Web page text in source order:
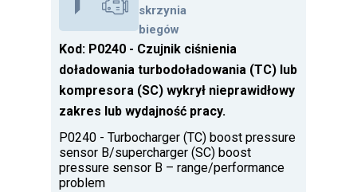
skrzynia
biegów
Kod: P0240 - Czujnik ciśnienia
doładowania turbodoładowania (TC) lub
kompresora (SC) wykrył nieprawidłowy
zakres lub wydajność pracy.
P0240 - Turbocharger (TC) boost pressure
sensor B/supercharger (SC) boost
pressure sensor B – range/performance
problem